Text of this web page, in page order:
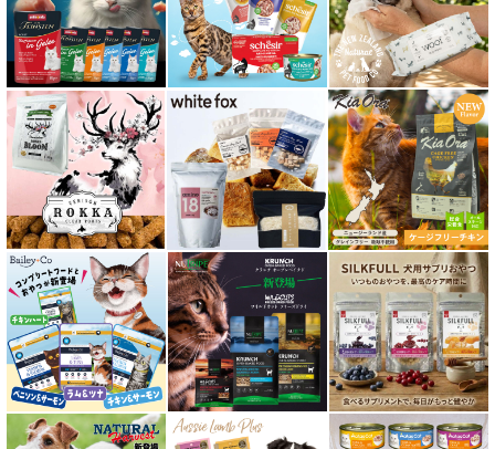
肥満ケア対応 フード for CAT
泌尿器ケア対応 フード for CAT
胃腸ケア対応 フード for CAT
口腔内・喉ケア対応商品 猫用
食欲サポート対応キャットフード
肝臓ケア対応キャットフード
免疫サポート 猫用